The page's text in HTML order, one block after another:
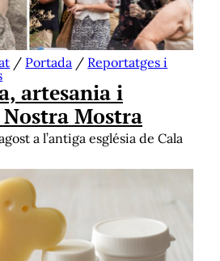
/ Portada / Reportatges i
artesania i
Mostra
a l’antiga església de Cala